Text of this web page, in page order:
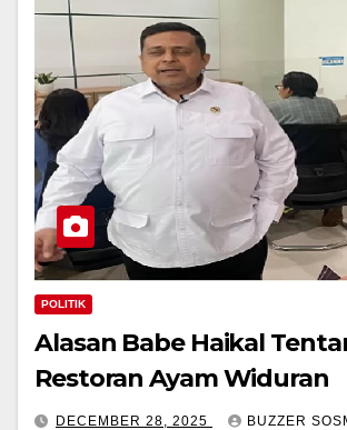
POLITIK
Alasan Babe Haikal
Restoran Ayam Widuran
DECEMBER 28, 2025 BUZZER